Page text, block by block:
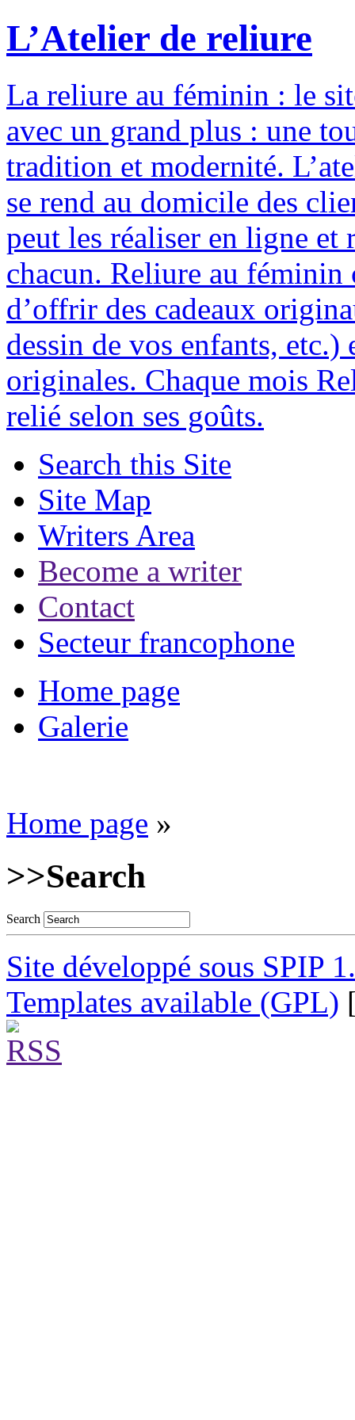
L’Atelier de reliure
La reliure au féminin : le
avec un grand plus : une
tradition et modernité.
se rend au domicile des
peut les réaliser en ligne et
chacun. Reliure au féminin
d’offrir des cadeaux
dessin de vos enfants,
originales. Chaque mois
relié selon ses goûts.
Search this Site
Site Map
Writers Area
Become a writer
Contact
Secteur francophone
Home page
Galerie
Home page »
>>Search
Search
Site développé sous SPIP
Templates available (GPL)